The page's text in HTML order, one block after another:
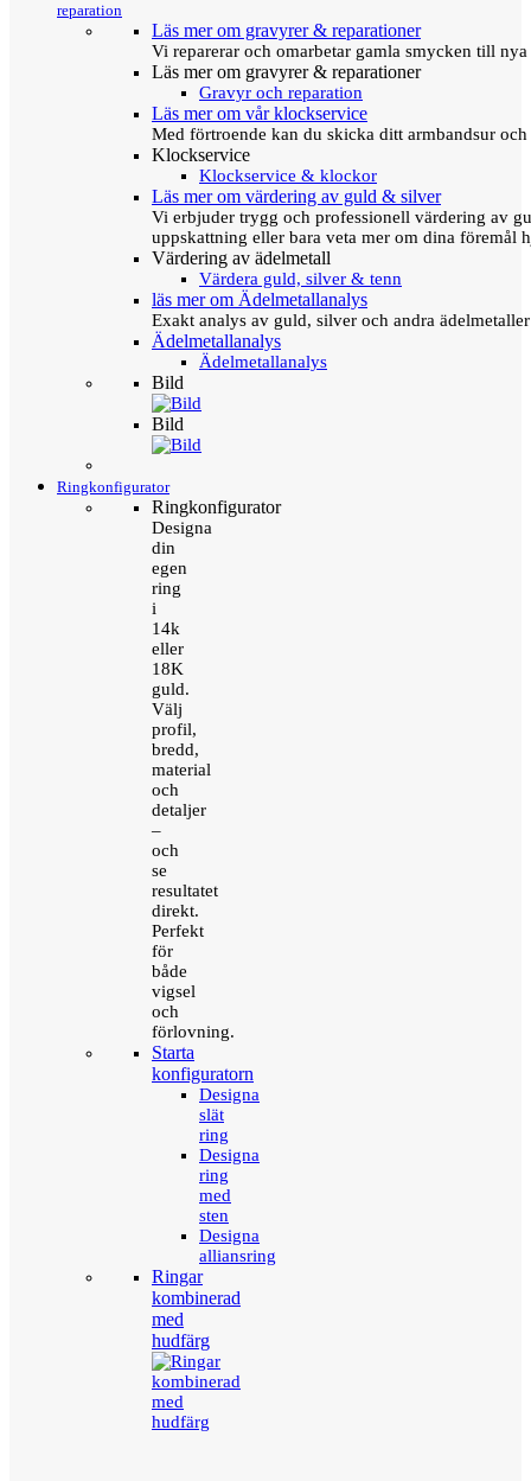
reparation
Läs mer om gravyrer & reparationer
Vi reparerar och omarbetar gamla smycken till
Läs mer om gravyrer & reparationer
Gravyr och reparation
Läs mer om vår klockservice
Med förtroende kan du skicka ditt armbandsur
Klockservice
Klockservice & klockor
Läs mer om värdering av guld & silver
Vi erbjuder trygg och professionell värdering av
uppskattning eller bara veta mer om dina föremål
Värdering av ädelmetall
Värdera guld, silver & tenn
läs mer om Ädelmetallanalys
Exakt analys av guld, silver och andra
Ädelmetallanalys
Ädelmetallanalys
Bild
Bild
Ringkonfigurator
Ringkonfigurator
Designa
din
egen
ring
i
14k
eller
18K
guld.
Välj
profil,
bredd,
material
och
detaljer
–
och
se
resultatet
direkt.
Perfekt
för
både
vigsel
och
förlovning.
Starta
konfiguratorn
Designa
slät
ring
Designa
ring
med
sten
Designa
alliansring
Ringar
kombinerad
med
hudfärg